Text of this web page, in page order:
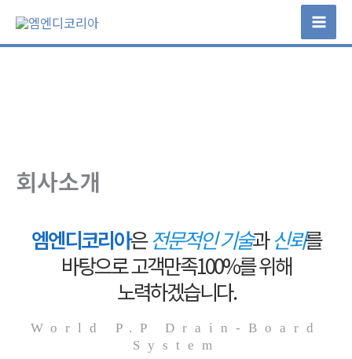
츠
회사소개
엠엔디코리아은전문적인 기술과신뢰를
바탕으로고객만족100%를 위해
노력하겠습니다.
World P.P Drain-Board
System